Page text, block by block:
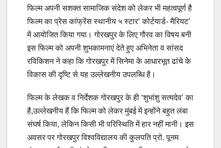
फिल्म अपनी सशक्त सामाजिक संदेश को लेकर भी महत्वपूर्ण है
फिल्म का प्रेस कांफ्रेंस स्थानीय ५ स्टार’ कोर्टयार्ड- मैरियट’
में आयोजित किया गया। गोरखपुर के लिए गौरव का विषय बनी
इस फिल्म को अपनी शुभकामनाएं देते हुए अभिनेता व सांसद
रविकिशन ने कहा कि गोरखपुर में सिनेमा के आधारभूत ढांचे के
विकास की दृष्टि से यह उल्लेखनीय उपलब्धि है।
फिल्म के लेखक व निर्देशक गोरखपुर के ही ‘शुभांशु सत्यदेव’ का
है,उल्लेखनीय हैं कि फिल्म को लेकर मुंबई में इन्होंने बहुत लंबा
संघर्ष किया, लेकिन किसी भी परिस्थिति में हार नहीं मानी। इस
अवसर पर गोरखपुर विश्वविद्यालय की कुलपति प्रो. पूनम